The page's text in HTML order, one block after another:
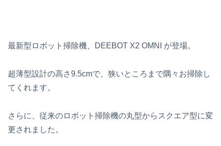
最新型ロボット掃除機、DEEBOT X2 OMNI が登場。
超薄型設計の高さ9.5cmで、狭いところまで隅々お掃除し
てくれます。
さらに、従来のロボット掃除機の丸型からスクエア型に変
更されました。